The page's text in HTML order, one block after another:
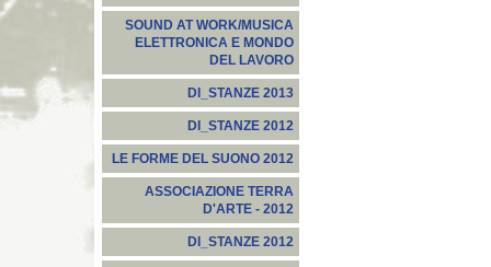
SOUND AT WORK/MUSICA
ELETTRONICA E MONDO
DEL LAVORO
DI_STANZE 2013
DI_STANZE 2012
LE FORME DEL SUONO 2012
ASSOCIAZIONE TERRA
D'ARTE - 2012
DI_STANZE 2012